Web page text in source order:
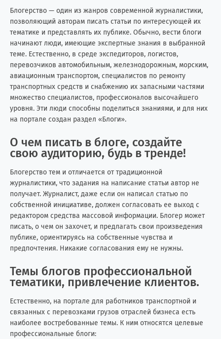
Блогерство — один из жанров современной журналистики,
позволяющий авторам писать статьи по интересующей их
тематике и представлять их публике. Обычно, вести блоги
начинают люди, имеющие экспертные знания в выбранной
теме. Естественно, в среде экспедиторов, логистов,
перевозчиков автомобильным, железнодорожным, морским,
авиационным транспортом, специалистов по ремонту
транспортных средств и снабжению их запасными частями
множество специалистов, профессионалов высочайшего
уровня. Эти люди способны поделиться знаниями, и для них
на портале создан раздел «Блоги».
О чем писать в блоге, создайте
свою аудиторию, будь в тренде!
Блогерство тем и отличается от традиционной
журналистики, что задания на написание статьи автор не
получает. Журналист, даже если он написал статью по
собственной инициативе, должен согласовать ее выход с
редактором средства массовой информации. Блогер может
писать, о чем он захочет, и предлагать свои произведения
публике, ориентируясь на собственные чувства и
предпочтения. Никакие согласования ему не нужны.
Темы блогов профессиональной
тематики, привлечение клиентов.
Естественно, на портале для работников транспортной и
связанных с перевозками грузов отраслей бизнеса есть
наиболее востребованные темы. К ним относятся целевые
профессиональные блоги: